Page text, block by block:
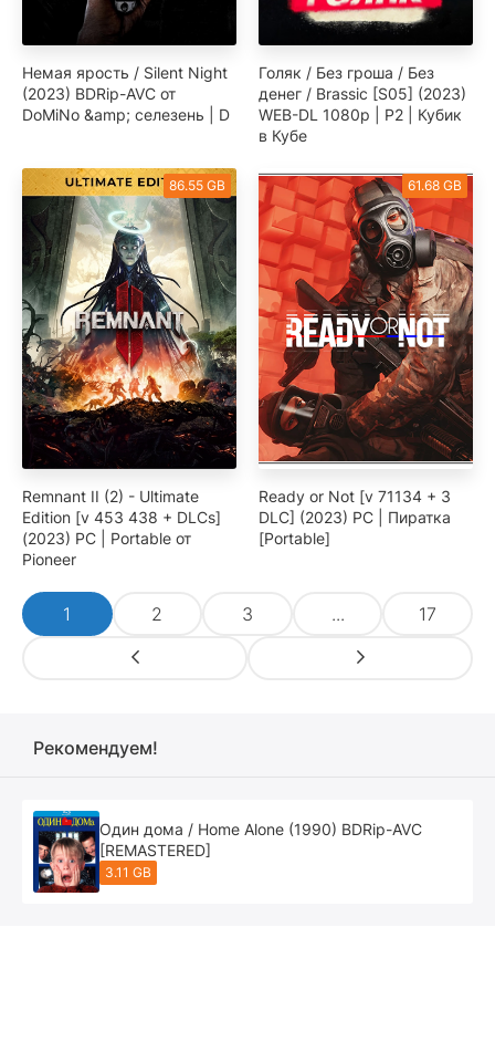
Немая ярость / Silent Night
(2023) BDRip-AVC от
DoMiNo &amp; селезень | D
Голяк / Без гроша / Без
денег / Brassic [S05] (2023)
WEB-DL 1080p | P2 | Кубик
в Кубе
86.55 GB
Remnant II (2) - Ultimate
Edition [v 453 438 + DLCs]
(2023) PC | Portable от
Pioneer
61.68 GB
Ready or Not [v 71134 + 3
DLC] (2023) PC | Пиратка
[Portable]
1 2 3 ... 17
Рекомендуем!
Один дома / Home Alone (1990) BDRip-AVC
[REMASTERED]
3.11 GB